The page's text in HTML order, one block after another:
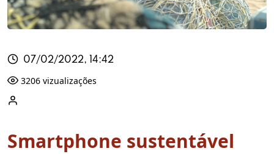
07/02/2022, 14:42
3206 vizualizações
Smartphone sustentável